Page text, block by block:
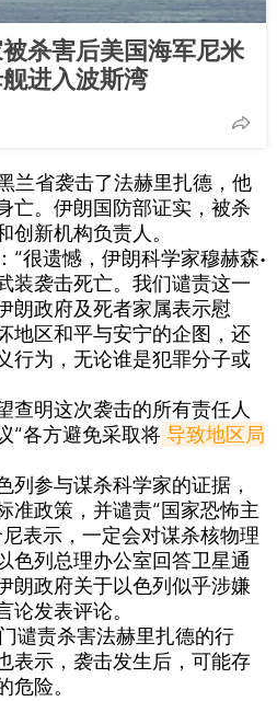
杀害后美国海军尼米
进入波斯湾
兰省袭击了法赫里扎德，他
亡。伊朗国防部证实，被杀
新机构负责人。
“很遗憾，伊朗科学家穆赫森∙
装袭击死亡。我们谴责这一
朗政府及死者家属表示慰
地区和平与安宁的企图，还
行为，无论谁是犯罪分子或
查明这次袭击的所有责任人
“各方避免采取将 导致地区局
列参与谋杀科学家的证据，
准政策，并谴责“国家恐怖主
表示，一定会对谋杀核物理
色列总理办公室回答卫星通
朗政府关于以色列似乎涉嫌
发表评论。
谴责杀害法赫里扎德的行
表示，袭击发生后，可能存
险。